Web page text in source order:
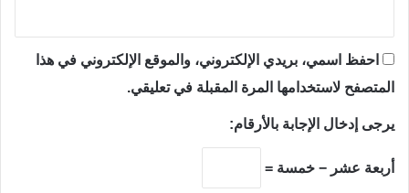
احفظ اسمي، بريدي الإلكتروني، والموقع الإلكتروني في هذا
المتصفح لاستخدامها المرة المقبلة في تعليقي.
يرجى إدخال الإجابة بالأرقام:
أربعة عشر − خمسة =